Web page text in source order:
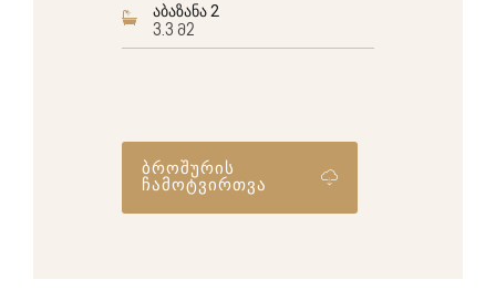
აბაზანა 2
3.3 მ2
ბროშურის
ჩამოტვირთვა